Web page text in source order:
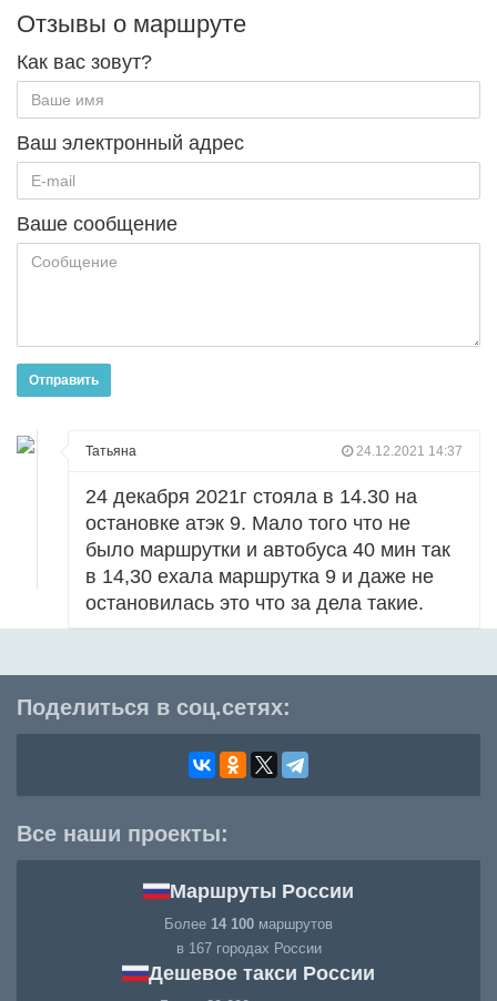
Отзывы о маршруте
Как вас зовут?
Ваш электронный адрес
Ваше сообщение
Отправить
Татьяна 24.12.2021 14:37
24 декабря 2021г стояла в 14.30 на
остановке атэк 9. Мало того что не
было маршрутки и автобуса 40 мин так
в 14,30 ехала маршрутка 9 и даже не
остановилась это что за дела такие.
Поделиться в соц.сетях:
Все наши проекты:
Маршруты России
Более 14 100 маршрутов
в 167 городах России
Дешевое такси России